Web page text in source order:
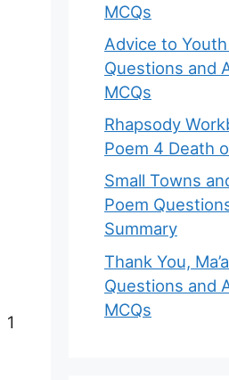
1
MCQs
Advice to
Questions and
MCQs
Rhapsody
Poem 4 Death
Small Towns
Poem
Summary
Thank You,
Questions and
MCQs